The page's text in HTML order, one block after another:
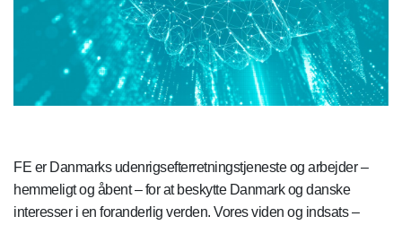
FE er Danmarks udenrigsefterretningstjeneste og arbejder –
hemmeligt og åbent – for at beskytte Danmark og danske
interesser i en foranderlig verden. Vores viden og indsats –